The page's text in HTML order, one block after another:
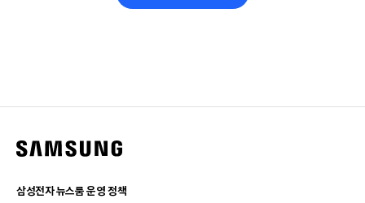
삼성전자 뉴스룸 운영 정책